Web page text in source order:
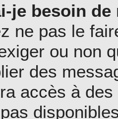
je besoin
ne pas le
ou non
des
accès à